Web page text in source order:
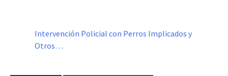
Intervención Policial con Perros Implicados y
Otros…